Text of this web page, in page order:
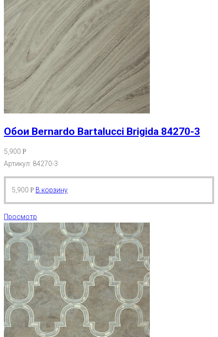
Обои Bernardo Bartalucci Brigida 84270-3
5,900 Р
Артикул: 84270-3
5,900 Р В корзину
Просмотр